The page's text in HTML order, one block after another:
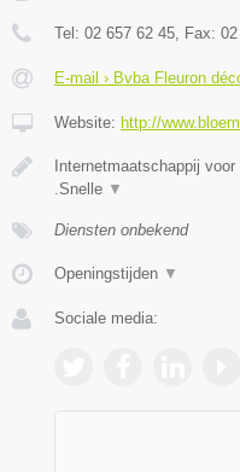
Tel: 02 657 62 45 , Fax:
E-mail › Bvba Fleuron
Website: http://
Internetmaatschappij
.Snelle ▼
Diensten onbekend
Openingstijden ▼
Sociale media: